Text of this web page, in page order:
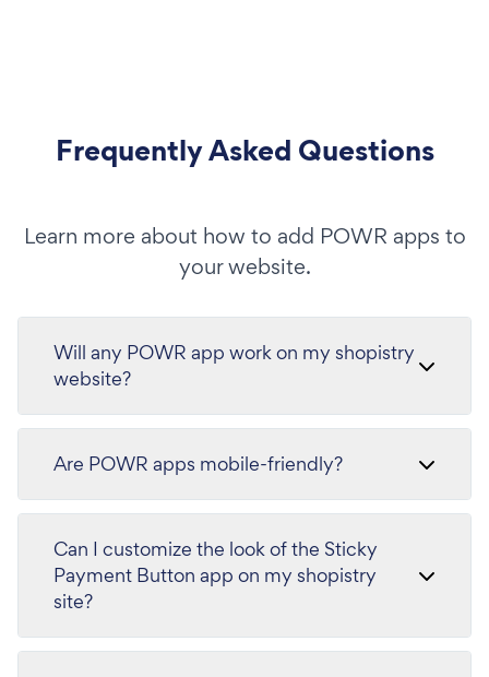
Frequently Asked Questions
Learn more about how to add POWR apps to
your website.
Will any POWR app work on my shopistry
website?
Are POWR apps mobile-friendly?
Can I customize the look of the Sticky
Payment Button app on my shopistry
site?